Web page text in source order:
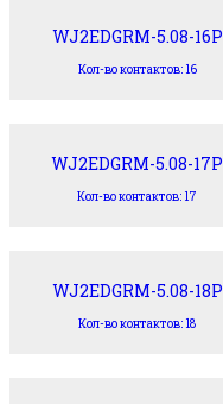
WJ2EDGRM-5.08-16P
Кол-во контактов: 16
WJ2EDGRM-5.08-17P
Кол-во контактов: 17
WJ2EDGRM-5.08-18P
Кол-во контактов: 18